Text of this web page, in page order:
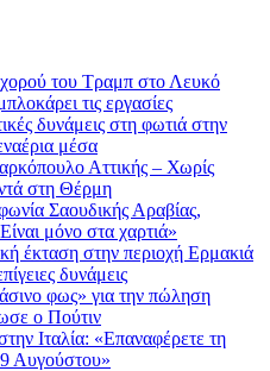
του Τραμπ στο Λευκό
τις εργασίες
δυνάμεις στη φωτιά στην
μέσα
Αττικής – Χωρίς
στη Θέρμη
Σαουδικής Αραβίας,
μόνο στα χαρτιά»
έκταση στην περιοχή Ερμακιά
δυνάμεις
φως» για την πώληση
ο Πούτιν
Ιταλία: «Επαναφέρετε τη
Αυγούστου»